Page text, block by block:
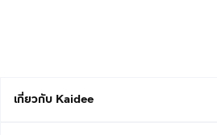
เกี่ยวกับ Kaidee